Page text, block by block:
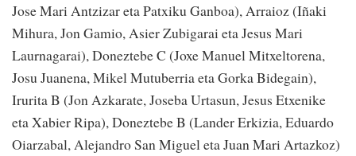
Jose Mari Antzizar eta Patxiku Ganboa), Arraioz (Iñaki
Mihura, Jon Gamio, Asier Zubigarai eta Jesus Mari
Laurnagarai), Doneztebe C (Joxe Manuel Mitxeltorena,
Josu Juanena, Mikel Mutuberria eta Gorka Bidegain),
Irurita B (Jon Azkarate, Joseba Urtasun, Jesus Etxenike
eta Xabier Ripa), Doneztebe B (Lander Erkizia, Eduardo
Oiarzabal, Alejandro San Miguel eta Juan Mari Artazkoz)